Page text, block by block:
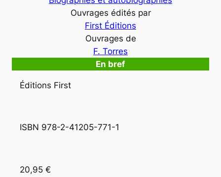
Ouvrages édités par
First Éditions
Ouvrages de
F. Torres
En bref
Éditions First
ISBN 978-2-41205-771-1
20,95 €